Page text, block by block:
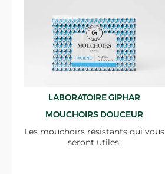
LABORATOIRE GIPHAR
MOUCHOIRS DOUCEUR
Les mouchoirs résistants qui vous
seront utiles.